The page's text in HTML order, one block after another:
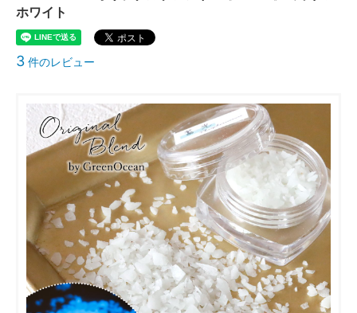
ホワイト
3 件のレビュー